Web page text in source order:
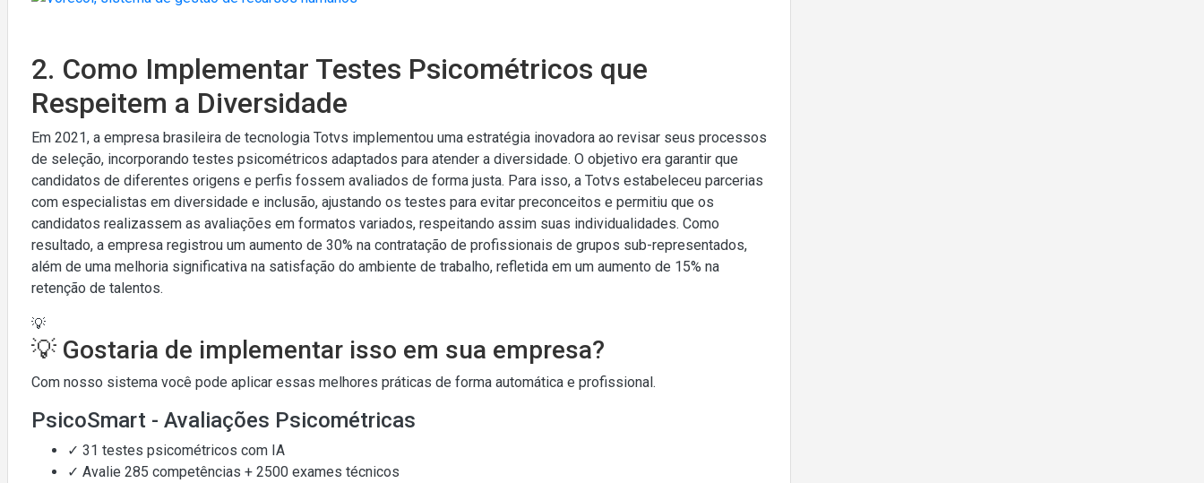
2. Como Implementar Testes Psicométricos que
Respeitem a Diversidade
Em 2021, a empresa brasileira de tecnologia Totvs implementou uma estratégia inovadora ao revisar seus processos
de seleção, incorporando testes psicométricos adaptados para atender a diversidade. O objetivo era garantir que
candidatos de diferentes origens e perfis fossem avaliados de forma justa. Para isso, a Totvs estabeleceu parcerias
com especialistas em diversidade e inclusão, ajustando os testes para evitar preconceitos e permitiu que os
candidatos realizassem as avaliações em formatos variados, respeitando assim suas individualidades. Como
resultado, a empresa registrou um aumento de 30% na contratação de profissionais de grupos sub-representados,
além de uma melhoria significativa na satisfação do ambiente de trabalho, refletida em um aumento de 15% na
retenção de talentos.
💡
💡 Gostaria de implementar isso em sua empresa?
Com nosso sistema você pode aplicar essas melhores práticas de forma automática e profissional.
PsicoSmart - Avaliações Psicométricas
✓ 31 testes psicométricos com IA
✓ Avalie 285 competências + 2500 exames técnicos